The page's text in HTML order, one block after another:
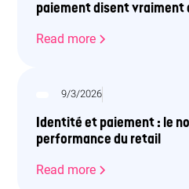
paiement disent vraiment
Read more
9/3/2026
Identité et paiement : le
performance du retail
Read more